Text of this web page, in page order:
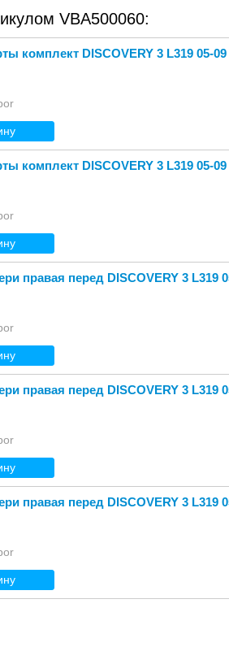
VBA500060:
комплект DISCOVERY 3 L319 05-09
комплект DISCOVERY 3 L319 05-09
правая перед DISCOVERY 3 L319
правая перед DISCOVERY 3 L319
правая перед DISCOVERY 3 L319